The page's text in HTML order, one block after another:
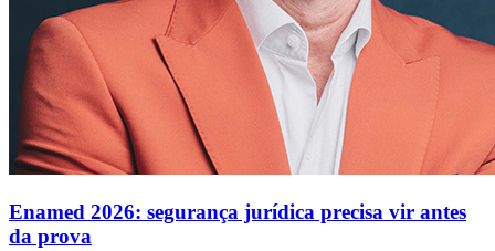
Enamed 2026: segurança jurídica precisa vir antes
da prova